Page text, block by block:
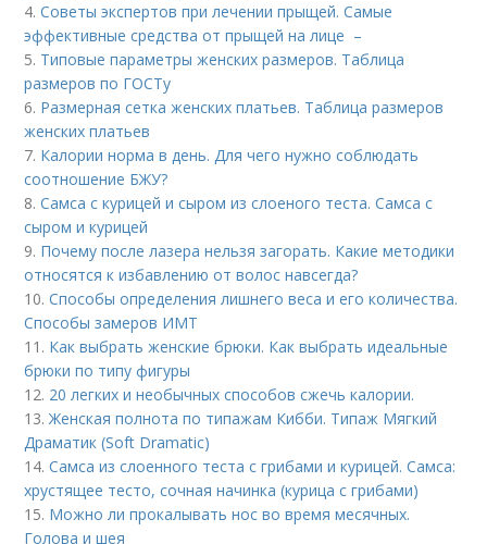
4.Советы экспертов при лечении прыщей. Самые
эффективные средства от прыщей на лице –
5. Типовые параметры женских размеров. Таблица
размеров по ГОСТу
6. Размерная сетка женских платьев. Таблица размеров
женских платьев
7. Калории норма в день. Для чего нужно соблюдать
соотношение БЖУ?
8.Самса с курицей и сыром из слоеного теста. Самса с
сыром и курицей
9. Почему после лазера нельзя загорать. Какие методики
относятся к избавлению от волос навсегда?
10.Способы определения лишнего веса и его количества.
Способы замеров ИМТ
11. Как выбрать женские брюки. Как выбрать идеальные
брюки по типу фигуры
12. 20 легких и необычных способов сжечь калории.
13.Женская полнота по типажам Кибби. Типаж Мягкий
Драматик (Soft Dramatic)
14.Самса из слоенного теста с грибами и курицей. Самса:
хрустящее тесто, сочная начинка (курица с грибами)
15. Можно ли прокалывать нос во время месячных.
Голова и шея